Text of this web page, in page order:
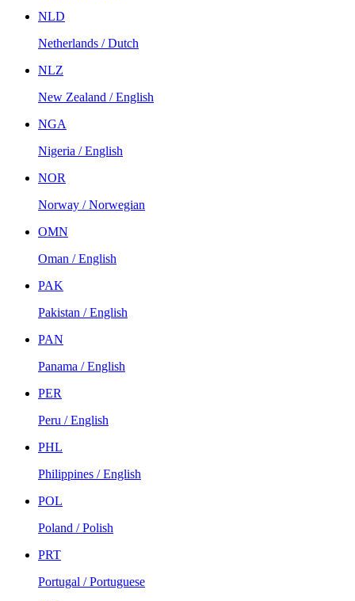
NLD
Netherlands / Dutch
NLZ
New Zealand / English
NGA
Nigeria / English
NOR
Norway / Norwegian
OMN
Oman / English
PAK
Pakistan / English
PAN
Panama / English
PER
Peru / English
PHL
Philippines / English
POL
Poland / Polish
PRT
Portugal / Portuguese